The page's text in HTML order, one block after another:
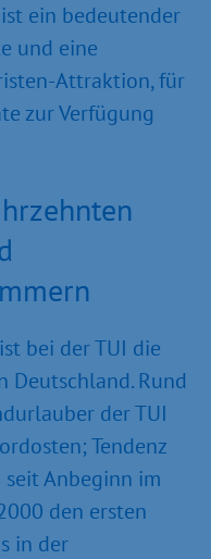
ein bedeutender
und eine
Attraktion, für
zur Verfügung
bei der TUI die
Deutschland. Rund
der TUI
Tendenz
Anbeginn im
den ersten
in der